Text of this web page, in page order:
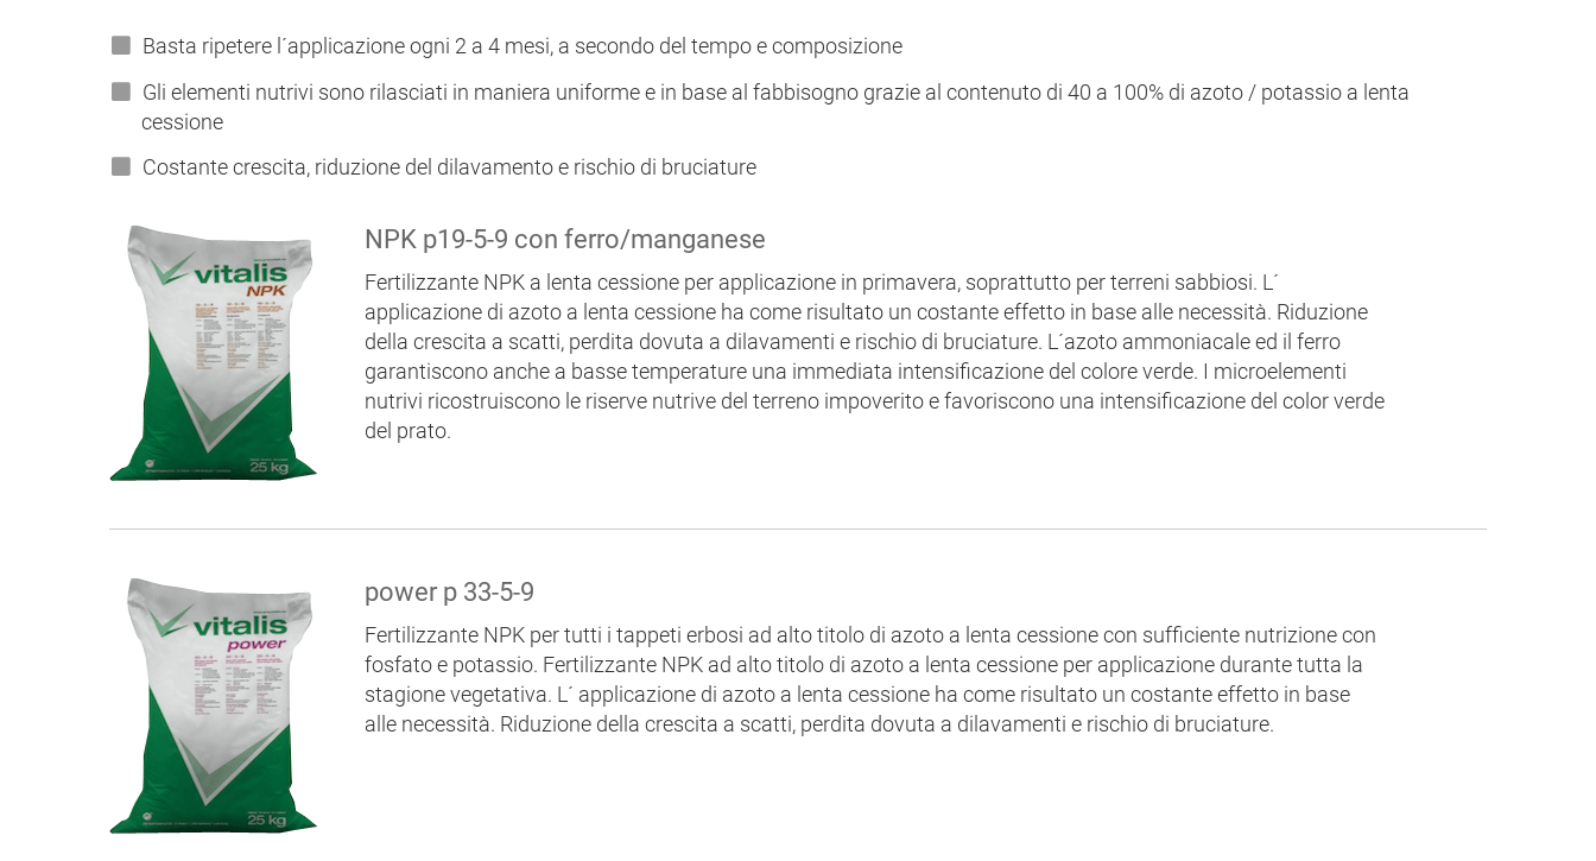
Basta ripetere l´applicazione ogni 2 a 4 mesi, a secondo del tempo e composizione
Gli elementi nutrivi sono rilasciati in maniera uniforme e in base al fabbisogno grazie al contenuto di 40 a 100% di azoto / potassio a lenta
cessione
Costante crescita, riduzione del dilavamento e rischio di bruciature
NPK p19-5-9 con ferro/manganese
Fertilizzante NPK a lenta cessione per applicazione in primavera, soprattutto per terreni sabbiosi. L´
applicazione di azoto a lenta cessione ha come risultato un costante effetto in base alle necessità. Riduzione
della crescita a scatti, perdita dovuta a dilavamenti e rischio di bruciature. L´azoto ammoniacale ed il ferro
garantiscono anche a basse temperature una immediata intensificazione del colore verde. I microelementi
nutrivi ricostruiscono le riserve nutrive del terreno impoverito e favoriscono una intensificazione del color verde
del prato.
power p 33-5-9
Fertilizzante NPK per tutti i tappeti erbosi ad alto titolo di azoto a lenta cessione con sufficiente nutrizione con
fosfato e potassio. Fertilizzante NPK ad alto titolo di azoto a lenta cessione per applicazione durante tutta la
stagione vegetativa. L´ applicazione di azoto a lenta cessione ha come risultato un costante effetto in base
alle necessità. Riduzione della crescita a scatti, perdita dovuta a dilavamenti e rischio di bruciature.